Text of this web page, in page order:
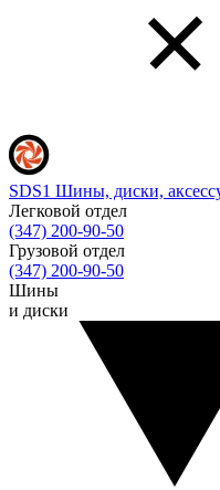
SDS1 Шины, диски,
Легковой отдел
(347) 200-90-50
Грузовой отдел
(347) 200-90-50
Шины
и диски